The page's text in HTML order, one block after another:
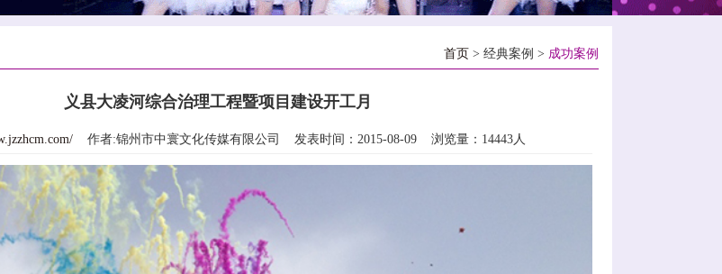
首页 > 经典案例 > 成功案例
义县大凌河综合治理工程暨项目建设开工月
作者:锦州市中寰文化传媒有限公司 发表时间：2015-08-09 浏览量：14443人